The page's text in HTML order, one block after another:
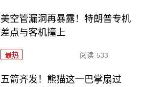
美空管漏洞再暴露！特朗普专机
差点与客机撞上
最热 阅读 533
五箭齐发！熊猫这一巴掌扇过